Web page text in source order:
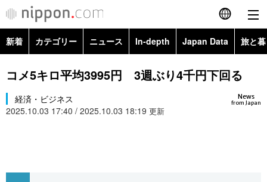
English
简体字
カテゴリー
新着 カテゴリー ニュース In-depth Japan Data 旅と
政治・外交
経済・ビジネス
Topics
Images
コメ5キロ平均3995円 3週ぶり4千円下回る
News
from Japan
経済・ビジネス
2025.10.03 17:40 / 2025.10.03 18:19 更新